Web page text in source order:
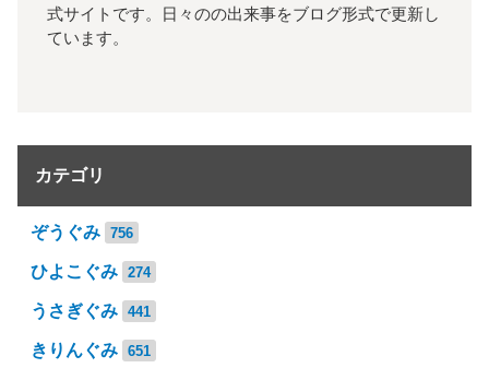
式サイトです。日々のの出来事をブログ形式で更新し
ています。
カテゴリ
ぞうぐみ 756
ひよこぐみ 274
うさぎぐみ 441
きりんぐみ 651